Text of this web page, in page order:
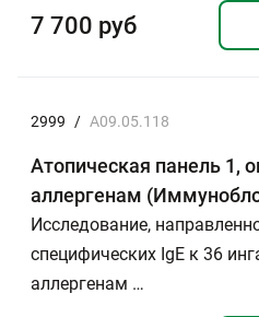
7 700 руб
2999 / A09.05.118
Атопическая панель 1,
аллергенам
Исследование,
специфических IgE к 36
аллергенам …